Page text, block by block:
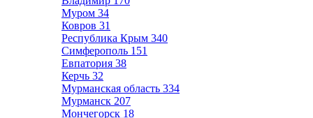
Муром 34
Ковров 31
Республика Крым 340
Симферополь 151
Евпатория 38
Керчь 32
Мурманская область 334
Мурманск 207
Мончегорск 18